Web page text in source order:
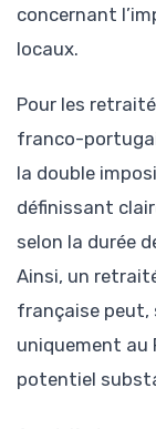
concernant
locaux.
Pour les
franco-
la double
définissant
selon la durée
Ainsi, un
française peut,
uniquement au
potentiel